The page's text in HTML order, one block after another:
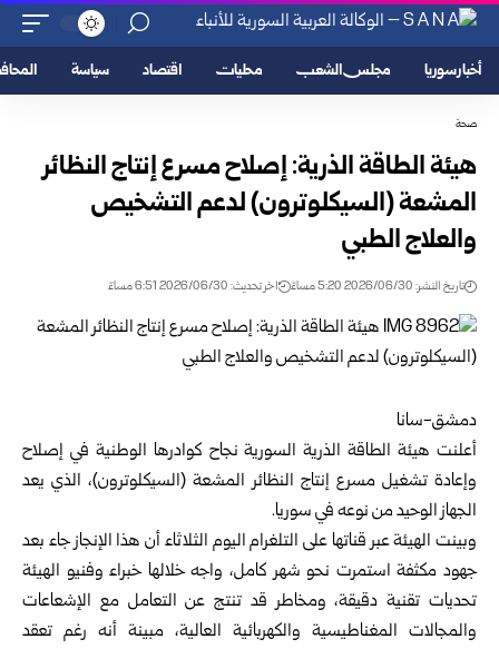
أخبار سوريا مجلس الشعب محليات اقتصاد سياسة
صحة
هيئة الطاقة الذرية: إصلاح مسرع إنتاج النظائر
المشعة ‌‏(السيكلوترون) لدعم التشخيص
والعلاج الطبي
تاريخ النشر: 2026/06/30 5:20 مساءً اخر تحديث: 2026/06/30 6:51 مساءً
دمشق-سانا
أعلنت هيئة الطاقة الذرية السوريةنجاح كوادرها الوطنية في ‏إصلاح
وإعادة تشغيل مسرع إنتاج النظائر المشعة (السيكلوترون)، الذي يعد
الجهاز الوحيد من نوعه في سوريا‎.‎
وبينت الهيئة عبر قناتها على التلغرام اليوم الثلاثاء أن هذا الإنجاز ‏جاء بعد
جهود مكثفة استمرت نحو شهر كامل، واجه خلالها خبراء ‏وفنيو الهيئة
تحديات تقنية دقيقة، ومخاطر قد تنتج عن التعامل مع ‏الإشعاعات
والمجالات المغناطيسية والكهربائية العالية، مبينة أنه ‏رغم تعقد